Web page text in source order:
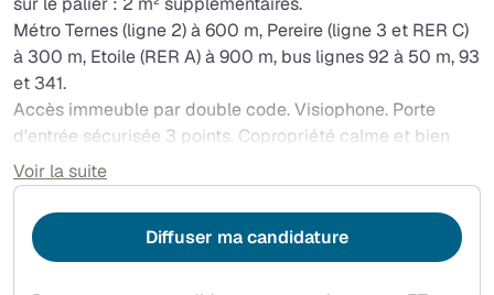
Métro Ternes (ligne 2) à 600 m, Pereire (ligne 3 et RER C)
à 300 m, Etoile (RER A) à 900 m, bus lignes 92 à 50 m, 93
et 341.
Accès immeuble par double code. Visiophone. Porte
d'entrée sécurisée 3 points. Copropriété calme et bien
entretenue.
Exposition sud-est. Rénovation complète : 2026.
Cuisine équipée (four micro-ondes combiné, plaques à
induction, frigo avec compartiment congélateur), fenêtre
double vitrage sur courette.
Voir la suite
Diffuser ma candidature